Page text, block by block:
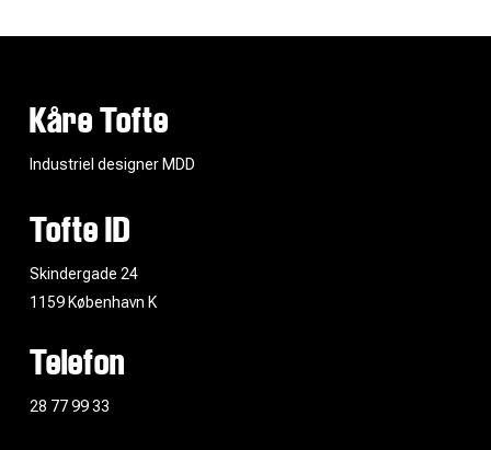
Kåre Tofte
Industriel designer MDD
Tofte ID
Skindergade 24
1159 København K
Telefon
28 77 99 33